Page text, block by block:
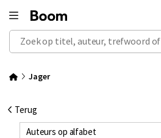
Zoek op titel, auteur, trefwoord of ISBN
Jager
Terug
Auteurs op alfabet